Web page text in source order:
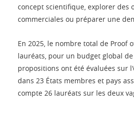
concept scientifique, explorer des
commerciales ou préparer une
En 2025, le nombre total de Proof
lauréats, pour un budget global
propositions ont été évaluées sur
dans 23 États membres et pays
compte 26 lauréats sur les deux